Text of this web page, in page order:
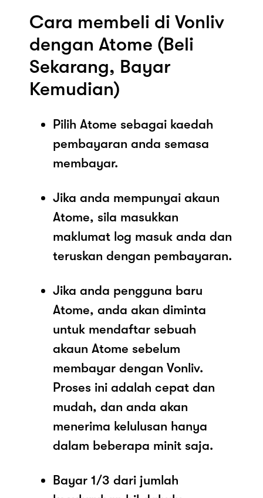
Cara membeli di Vonliv
dengan Atome (Beli
Sekarang, Bayar
Kemudian)
Pilih Atome sebagai kaedah
pembayaran anda semasa
membayar.
Jika anda mempunyai akaun
Atome, sila masukkan
maklumat log masuk anda dan
teruskan dengan pembayaran.
Jika anda pengguna baru
Atome, anda akan diminta
untuk mendaftar sebuah
akaun Atome sebelum
membayar dengan Vonliv.
Proses ini adalah cepat dan
mudah, dan anda akan
menerima kelulusan hanya
dalam beberapa minit saja.
Bayar 1/3 dari jumlah